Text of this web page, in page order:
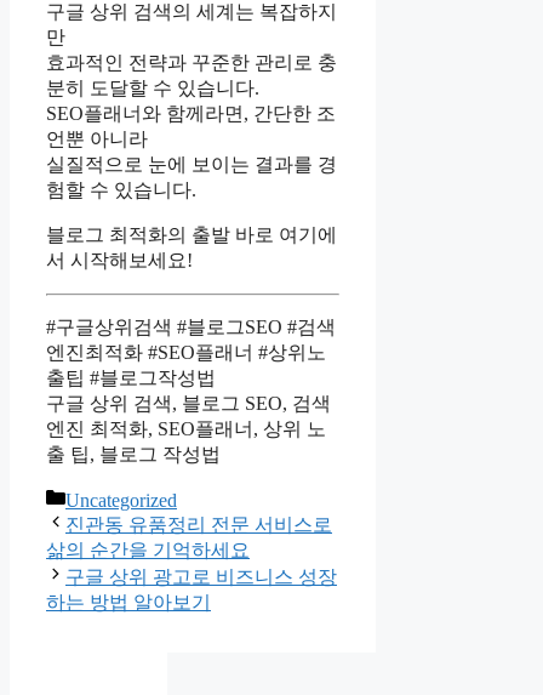
구글 상위 검색의 세계는 복잡하지
만
효과적인 전략과 꾸준한 관리로 충
분히 도달할 수 있습니다.
SEO플래너와 함께라면, 간단한 조
언뿐 아니라
실질적으로 눈에 보이는 결과를 경
험할 수 있습니다.
블로그 최적화의 출발 바로 여기에
서 시작해보세요!
#구글상위검색 #블로그SEO #검색
엔진최적화 #SEO플래너 #상위노
출팁 #블로그작성법
구글 상위 검색, 블로그 SEO, 검색
엔진 최적화, SEO플래너, 상위 노
출 팁, 블로그 작성법
카
테
고
리
Uncategorized
진관동 유품정리 전문 서비스로
삶의 순간을 기억하세요
구글 상위 광고로 비즈니스 성장
하는 방법 알아보기